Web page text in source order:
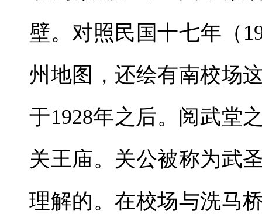
壁。对照民国十七年（
州地图，还绘有南校场
于1928年之后。阅武堂
关王庙。关公被称为武
理解的。在校场与洗马